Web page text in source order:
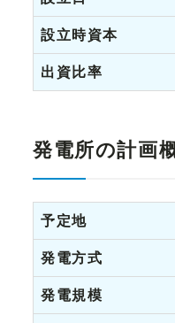
設立時資本
出資比率
発電所の計画
予定地
発電方式
発電規模